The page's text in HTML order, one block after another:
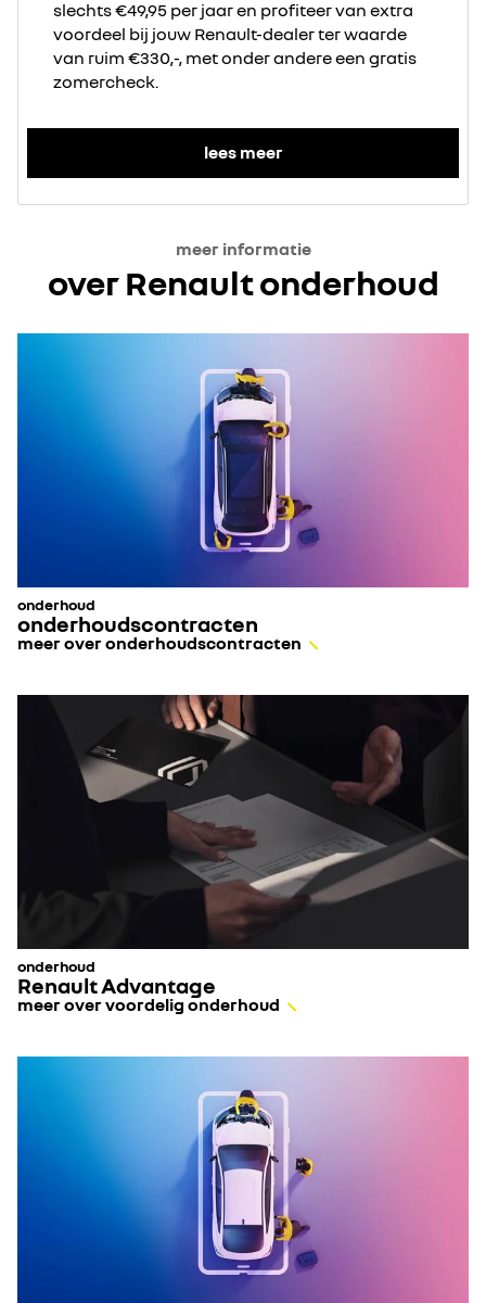
slechts €49,95 per jaar en profiteer van extra
voordeel bij jouw Renault-dealer ter waarde
van ruim €330,-, met onder andere een gratis
zomercheck.
lees meer
meer informatie
over Renault onderhoud
onderhoud
onderhoudscontracten
meer over onderhoudscontracten
onderhoud
Renault Advantage
meer over voordelig onderhoud